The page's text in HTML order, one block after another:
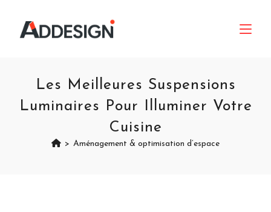
Les Meilleures Suspensions
Luminaires Pour Illuminer Votre
Cuisine
> Aménagement & optimisation d’espace